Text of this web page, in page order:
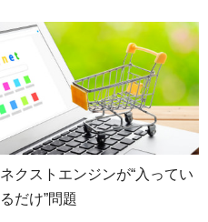
ネクストエンジンが“入ってい
るだけ”問題